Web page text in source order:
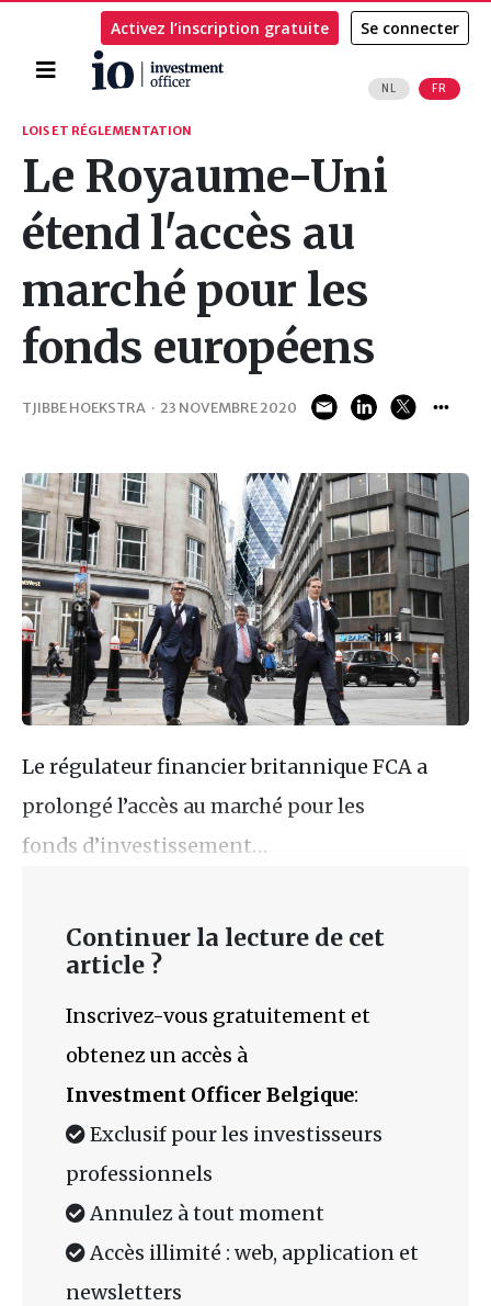
Accueil
NL FR
Activez l’inscription gratuite Se connecter
Rechercher
LOIS ET RÉGLEMENTATION
Le Royaume-Uni
étend l'accès au
marché pour les
fonds européens
TJIBBE HOEKSTRA · 23 NOVEMBRE 2020
Le régulateur financier britannique FCA a
prolongé l’accès au marché pour les
fonds d’investissement…
Continuer la lecture de cet
article ?
Inscrivez-vous gratuitement et
obtenez un accès à
Investment Officer Belgique:
Exclusif pour les investisseurs
professionnels
Annulez à tout moment
Accès illimité : web, application et
newsletters